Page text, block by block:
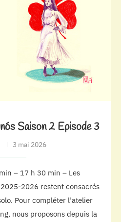
Saison 2 Episode 3
3 mai 2026
– 17 h 30 min – Les
2026 restent consacrés
Pour compléter l’atelier
nous proposons depuis la